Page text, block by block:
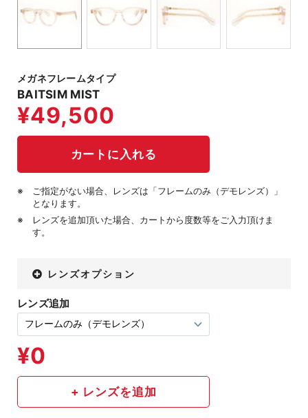
メガネフレームタイプ
BAITSIM MIST
ご指定がない場合、レンズは「フレームのみ（デモレンズ）」
となります。
レンズを追加頂いた場合、カートから度数等をご入力頂けま
す。
レンズオプション
レンズ追加